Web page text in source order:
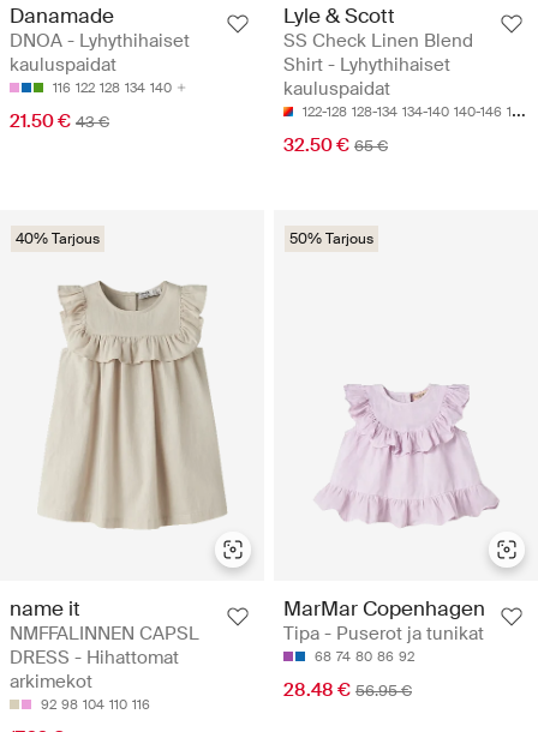
Danamade
DNOA - Lyhythihaiset
kauluspaidat
116 122 128 134 140
21.50 € 43 €
Lyle & Scott
SS Check Linen Blend
Shirt - Lyhythihaiset
kauluspaidat
122-128 128-134 134-140 140-146 152-158
32.50 € 65 €
40% Tarjous
name it
NMFFALINNEN CAPSL
DRESS - Hihattomat
arkimekot
92 98 104 110 116
50% Tarjous
MarMar Copenhagen
Tipa - Puserot ja tunikat
68 74 80 86 92
28.48 € 56.95 €